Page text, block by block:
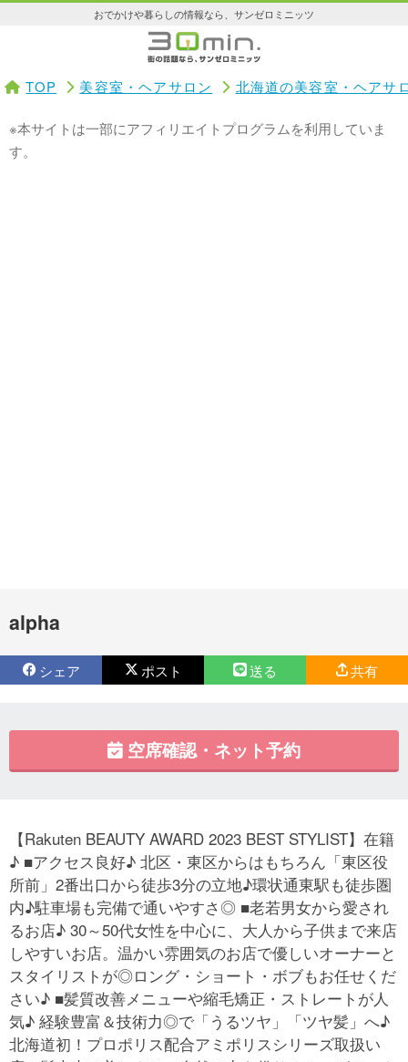
おでかけや暮らしの情報なら、サンゼロミニッツ
TOP 美容室・ヘアサロン 北海道の美容室・ヘアサ
※本サイトは一部にアフィリエイトプログラムを利用していま
す。
alpha
シェア ポスト 送る 共有
空席確認・ネット予約
【Rakuten BEAUTY AWARD 2023 BEST STYLIST】在籍
♪ ■アクセス良好♪ 北区・東区からはもちろん「東区役
所前」2番出口から徒歩3分の立地♪環状通東駅も徒歩圏
内♪駐車場も完備で通いやすさ◎ ■老若男女から愛され
るお店♪ 30～50代女性を中心に、大人から子供まで来店
しやすいお店。温かい雰囲気のお店で優しいオーナーと
スタイリストが◎ロング・ショート・ボブもお任せくだ
さい♪ ■髪質改善メニューや縮毛矯正・ストレートが人
気♪ 経験豊富＆技術力◎で「うるツヤ」「ツヤ髪」へ♪
北海道初！プロポリス配合アミポリスシリーズ取扱い